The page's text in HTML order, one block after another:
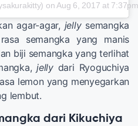
on Aug 6, 2017 at
agar-agar, jellysemangka
semangka yang manis
biji semangka yang terlihat
jellydari Ryoguchiya
lemon yang menyegarkan
lembut.
dari Kikuchiya